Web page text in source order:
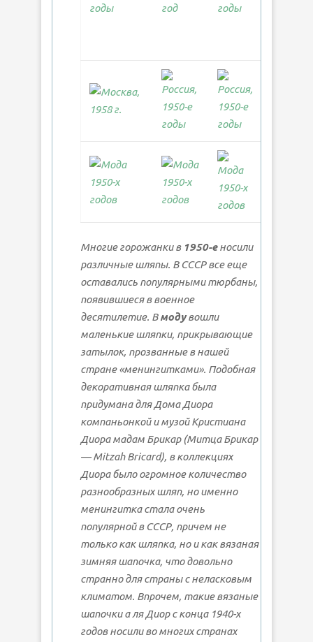
Многие горожанки в 1950-еносили
различные шляпы. В СССР все еще
оставались популярными тюрбаны,
появившиеся в военное
десятилетие. Вмодувошли
маленькие шляпки, прикрывающие
затылок, прозванные в нашей
стране «менингитками». Подобная
декоративная шляпка была
придумана для Дома Диора
компаньонкой и музой Кристиана
Диора мадам Брикар (Митца Брикар
— Mitzah Bricard), в коллекциях
Диора было огромное количество
разнообразных шляп, но именно
менингитка стала очень
популярной в СССР, причем не
только как шляпка, но и как вязаная
зимняя шапочка, что довольно
странно для страны с неласковым
климатом. Впрочем, такие вязаные
шапочки а ля Диор с конца 1940-х
годов носили во многих странах